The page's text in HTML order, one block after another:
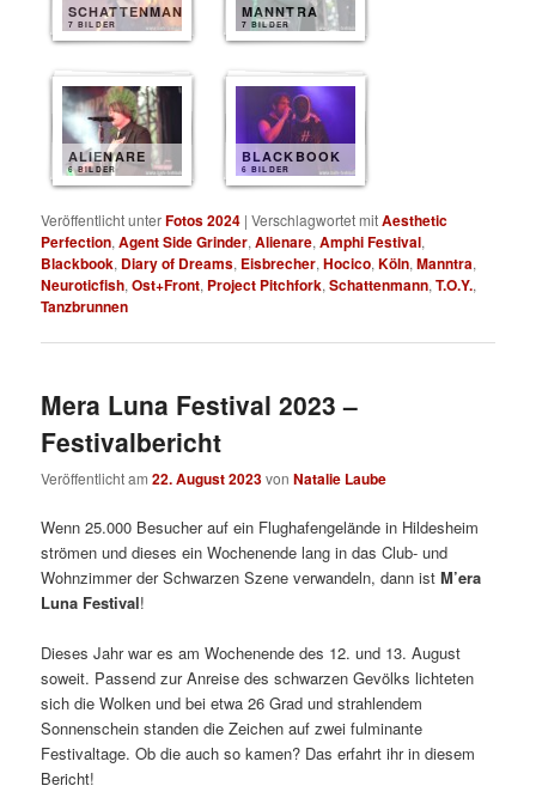
SCHATTENMANN
7 BILDER
MANNTRA
7 BILDER
ALIENARE
6 BILDER
BLACKBOOK
6 BILDER
Veröffentlicht unterFotos 2024 |Verschlagwortet mitAesthetic
Perfection,Agent Side Grinder,Alienare,Amphi Festival,
Blackbook, Diary of Dreams, Eisbrecher,Hocico,Köln,Manntra,
Neuroticfish,Ost+Front, Project Pitchfork,Schattenmann,T.O.Y.,
Tanzbrunnen
Mera Luna Festival 2023 –
Festivalbericht
Veröffentlicht am22. August 2023vonNatalie Laube
Wenn 25.000 Besucher auf ein Flughafengelände in Hildesheim
strömen und dieses ein Wochenende lang in das Club- und
Wohnzimmer der Schwarzen Szene verwandeln, dann istM’era
Luna Festival!
Dieses Jahr war es am Wochenende des 12. und 13. August
soweit. Passend zur Anreise des schwarzen Gevölks lichteten
sich die Wolken und bei etwa 26 Grad und strahlendem
Sonnenschein standen die Zeichen auf zwei fulminante
Festivaltage. Ob die auch so kamen? Das erfahrt ihr in diesem
Bericht!